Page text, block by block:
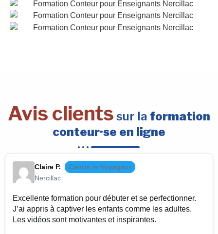
Avis clients sur la formation
conteur·se en ligne
Claire P.
Cantin le Voyageur
Nercillac
Excellente formation pour débuter et se perfectionner.
J’ai appris à captiver les enfants comme les adultes.
Les vidéos sont motivantes et inspirantes.